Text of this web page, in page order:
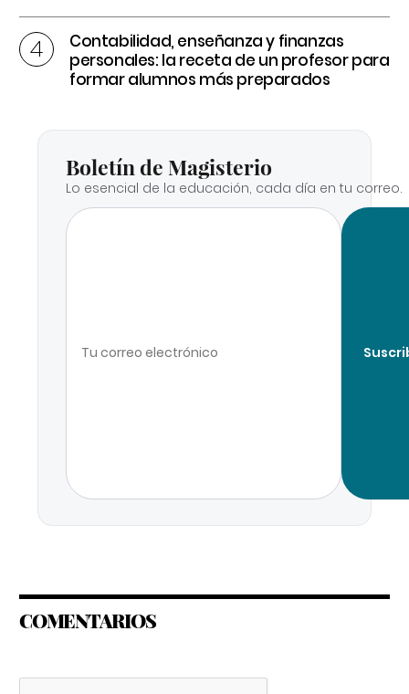
Contabilidad, enseñanza y finanzas
personales: la receta de un profesor para
formar alumnos más preparados
Boletín de Magisterio
Lo esencial de la educación, cada día en tu correo.
COMENTARIOS